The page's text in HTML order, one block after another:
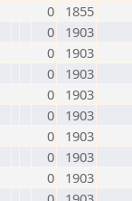
0
1855
0
1903
0
1903
0
1903
0
1903
0
1903
0
1903
0
1903
0
1903